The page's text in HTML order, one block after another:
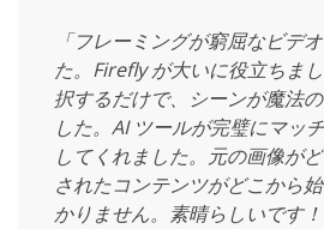
「フレーミングが窮屈なビデ
た。Firefly が大いに役立ちま
択するだけで、シーンが魔法
した。AI ツールが完璧にマッ
してくれました。元の画像が
されたコンテンツがどこから
かりません。素晴らしいです！